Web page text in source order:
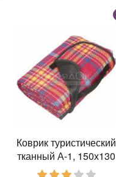
Коврик туристический
тканный А-1, 150х130
см